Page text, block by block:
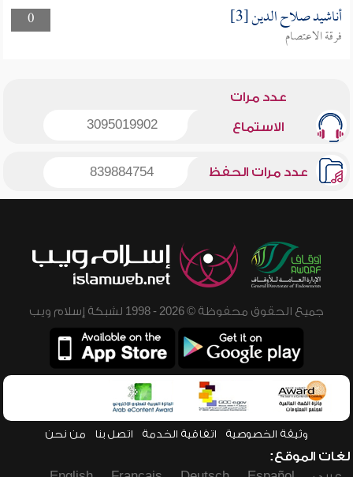
0
أناشيد صلاح الدين [3]
فرقة الاعتصام
عدد مرات
الاستماع 3095019902
عدد مرات الحفظ 839884754
جميع الحقوق محفوظة © 2026 - 1998 لشبكة إسلام ويب
وثيقة الخصوصية اتفاقية الخدمة اتصل بنا من نحن
لغات الموقع: